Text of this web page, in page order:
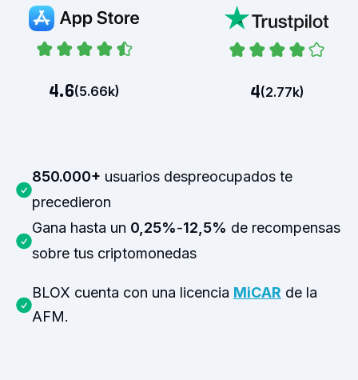
4.6(5.66k) 4(2.77k)
850.000+ usuarios despreocupados te
precedieron
Gana hasta un 0,25%-12,5% de recompensas
sobre tus criptomonedas
BLOX cuenta con una licencia MiCAR de la
AFM.